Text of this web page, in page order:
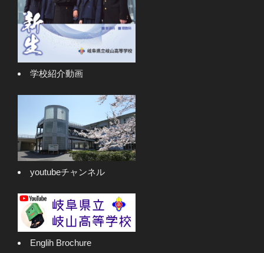
学校紹介動画
youtubeチャンネル
Englih Brochure